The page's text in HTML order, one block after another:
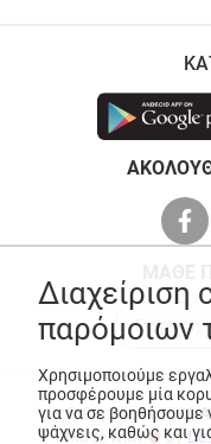
© Copyright 2026
Made with
by
Διαχείριση
παρόμοιων
Χρησιμοποιούμε
προσφέρουμε μία
για να σε βοηθήσουμε
ψάχνεις, καθώς και